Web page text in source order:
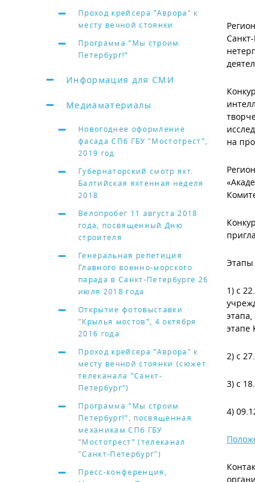
Проход крейсера "Аврора" к
месту вечной стоянки
Программа "Мы строим
Петербург!"
Информация для СМИ
Медиаматериалы
Новогоднее оформление
фасада СПб ГБУ "Мостотрест",
2019 год
Губернаторский смотр яхт.
Балтийская яхтенная неделя
2018
Велопробег 11 августа 2018
года, посвященный Дню
строителя
Генеральная репетиция
Главного военно-морского
парада в Санкт-Петербурге 26
июля 2018 года
Открытие фотовыставки
"Крылья мостов", 4 октября
2016 года
Проход крейсера "Аврора" к
месту вечной стоянки (сюжет
телеканала "Санкт-
Петербург")
Программа "Мы строим
Петербург!", посвященная
механикам СПб ГБУ
"Мостотрест" (телеканал
"Санкт-Петербург")
Пресс-конференция,
на
Этапы
1) с
этапе
2) с
3) с
4)